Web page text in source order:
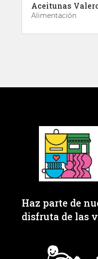
Aceitunas
Alimentación
Haz parte de
disfruta de las